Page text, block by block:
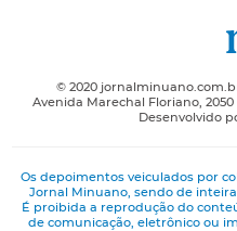
© 2020
Avenida Marechal Floriano, 2050
Desenvolvido
Os depoimentos veiculados por
Jornal Minuano, sendo de
É proibida a reprodução do
de comunicação, eletrônico ou